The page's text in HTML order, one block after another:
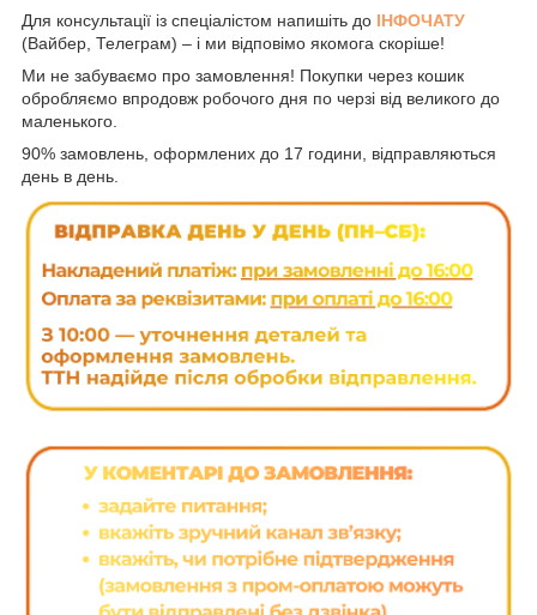
Для консультації із спеціалістом напишіть до ІНФОЧАТУ
(Вайбер, Телеграм) – і ми відповімо якомога скоріше!
Ми не забуваємо про замовлення! Покупки через кошик
обробляємо впродовж робочого дня по черзі від великого до
маленького.
90% замовлень, оформлених до 17 години, відправляються
день в день.